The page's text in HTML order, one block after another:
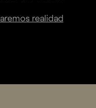
realidad